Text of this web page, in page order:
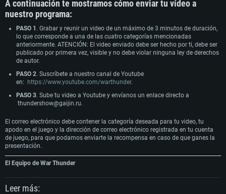
A continuación te mostramos cómo enviar tu vídeo a
nuestro programa:
PASO 1 . Grabar y reunir un video de un máximo de 3 minutos de duración,
lo que corresponde a una de las cuatro categorías mencionadas
anteriormente. ATENCIÓN: El video enviado debe ser hecho por ti, debe ser
publicado por primera vez, visible y no debe violar ninguna ley de derechos
de autor.
PASO 2. Suscríbete a nuestro canal de Youtube
en:
https://www.youtube.com/warthunder.
PASO 3. Sube tu video a Youtube y envíanos un enlace directo a​
thundershow@gaijin.ru.
El correo electrónico debe contener la categoría deseada para tu video, tu
apodo en el juego y la dirección de correo electrónico registrada en tu cuenta
de juego, para que podamos enviarte la recompensa en caso de que ganes la
presentación.
El Equipo de War Thunder
Leer más: